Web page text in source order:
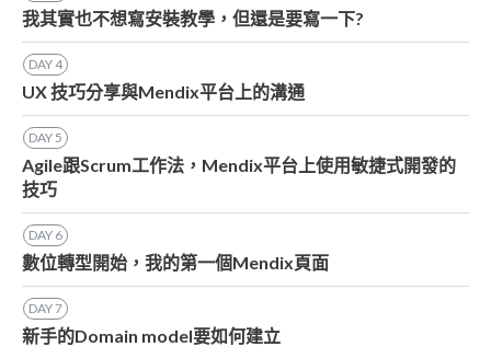
我其實也不想寫安裝教學，但還是要寫一下?
DAY4
UX 技巧分享與Mendix平台上的溝通
DAY5
Agile跟Scrum工作法，Mendix平台上使用敏捷式開發的
技巧
DAY 6
數位轉型開始，我的第一個Mendix頁面
DAY7
新手的Domain model要如何建立